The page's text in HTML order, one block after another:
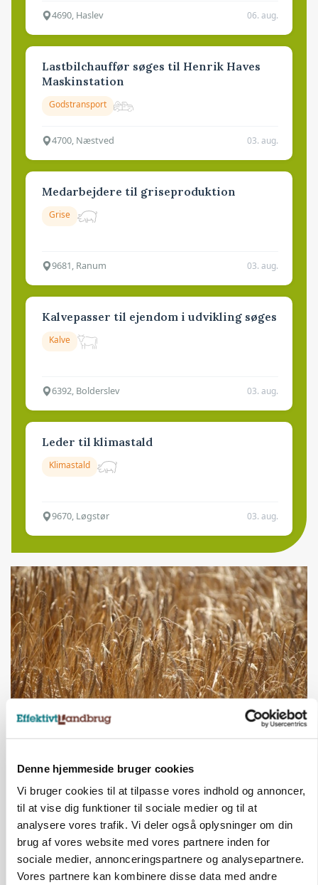
Denne hjemmeside bruger cookies
Vi bruger cookies til at tilpasse vores indhold og annoncer,
til at vise dig funktioner til sociale medier og til at
analysere vores trafik. Vi deler også oplysninger om din
brug af vores website med vores partnere inden for
sociale medier, annonceringspartnere og analysepartnere.
Vores partnere kan kombinere disse data med andre
4690, Haslev 06. aug.
Lastbilchauffør søges til Henrik Haves
Maskinstation
Godstransport
4700, Næstved 03. aug.
Medarbejdere til griseproduktion
Grise
9681, Ranum 03. aug.
Kalvepasser til ejendom i udvikling søges
Kalve
6392, Bolderslev 03. aug.
Leder til klimastald
Klimastald
9670, Løgstør 03. aug.
PLANTER